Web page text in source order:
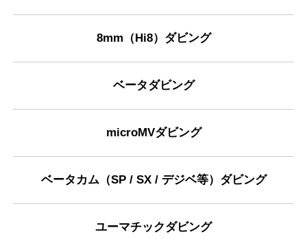
8mm（Hi8）ダビング
ベータダビング
microMVダビング
ベータカム（SP / SX / デジベ等）ダビング
ユーマチックダビング